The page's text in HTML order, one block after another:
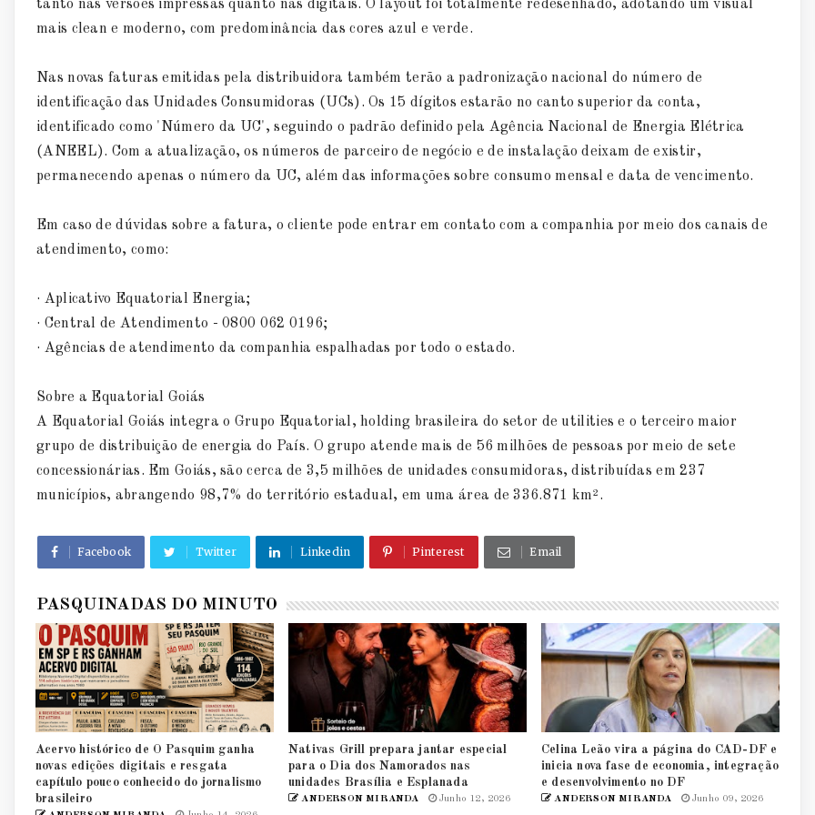
tanto nas versões impressas quanto nas digitais. O layout foi totalmente redesenhado, adotando um visual
mais clean e moderno, com predominância das cores azul e verde.
Nas novas faturas emitidas pela distribuidora também terão a padronização nacional do número de
identificação das Unidades Consumidoras (UCs). Os 15 dígitos estarão no canto superior da conta,
identificado como 'Número da UC', seguindo o padrão definido pela Agência Nacional de Energia Elétrica
(ANEEL). Com a atualização, os números de parceiro de negócio e de instalação deixam de existir,
permanecendo apenas o número da UC, além das informações sobre consumo mensal e data de vencimento.
Em caso de dúvidas sobre a fatura, o cliente pode entrar em contato com a companhia por meio dos canais de
atendimento, como:
· Aplicativo Equatorial Energia;
· Central de Atendimento - 0800 062 0196;
· Agências de atendimento da companhia espalhadas por todo o estado.
Sobre a Equatorial Goiás
A Equatorial Goiás integra o Grupo Equatorial, holding brasileira do setor de utilities e o terceiro maior
grupo de distribuição de energia do País. O grupo atende mais de 56 milhões de pessoas por meio de sete
concessionárias. Em Goiás, são cerca de 3,5 milhões de unidades consumidoras, distribuídas em 237
municípios, abrangendo 98,7% do território estadual, em uma área de 336.871 km².
Facebook Twitter Linkedin Pinterest Email
PASQUINADAS DO MINUTO
Acervo histórico de O Pasquim ganha
novas edições digitais e resgata
capítulo pouco conhecido do jornalismo
brasileiro
Nativas Grill prepara jantar especial
para o Dia dos Namorados nas
unidades Brasília e Esplanada
ANDERSON MIRANDA Junho 12, 2026
Celina Leão vira a página do CAD-DF e
inicia nova fase de economia, integração
e desenvolvimento no DF
ANDERSON MIRANDA Junho 09, 2026